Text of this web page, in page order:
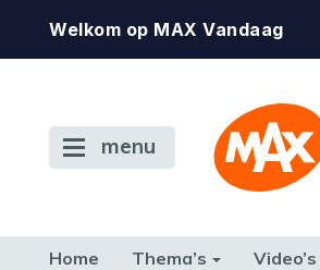
Welkom op MAX Vandaag
menu
Home Thema’s Video’s